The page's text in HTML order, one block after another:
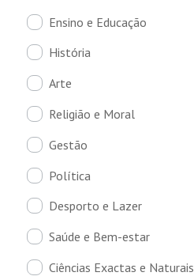
Ensino e Educação
História
Arte
Religião e Moral
Gestão
Política
Desporto e Lazer
Saúde e Bem-estar
Ciências Exactas e Naturais